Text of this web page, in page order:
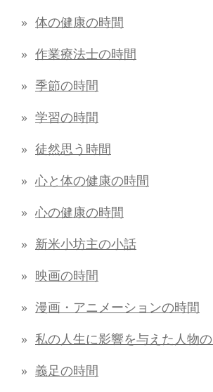
体の健康の時間
作業療法士の時間
季節の時間
学習の時間
徒然思う時間
心と体の健康の時間
心の健康の時間
新米小坊主の小話
映画の時間
漫画・アニメーションの時間
私の人生に影響を与えた人物
義足の時間